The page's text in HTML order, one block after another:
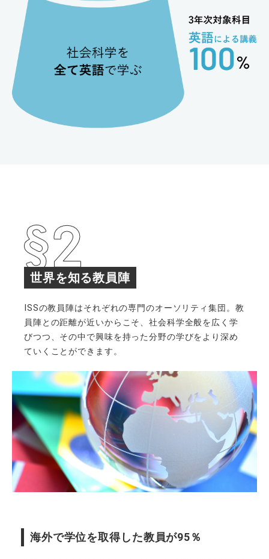
世界を知る教員陣
ISSの教員陣はそれぞれの専門のオーソリティ集団。教
員陣との距離が近いからこそ、社会科学全般を広く学
びつつ、その中で興味を持った分野の学びをより深め
ていくことができます。
海外で学位を取得した教員が95％